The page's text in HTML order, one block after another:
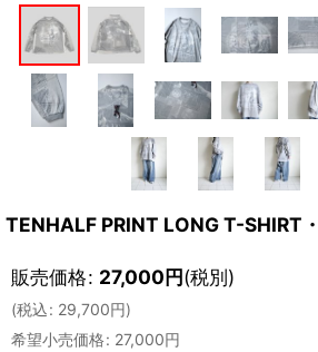
TENHALF PRINT LONG T-SHIRT
販売価格: 27,000円(税別)
(税込: 29,700円)
希望小売価格: 27,000円